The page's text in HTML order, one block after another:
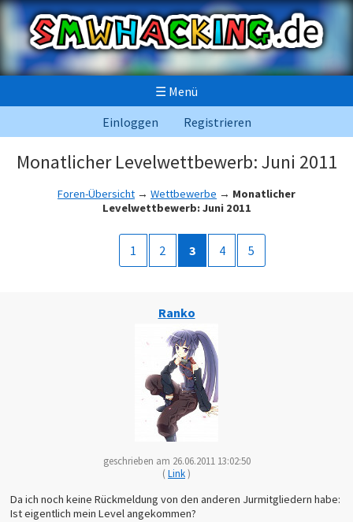
☰ Menü
Einloggen
Registrieren
Monatlicher Levelwettbewerb: Juni 2011
Foren-Übersicht → Wettbewerbe → Monatlicher
Levelwettbewerb: Juni 2011
1 2 3 4 5
Ranko
geschrieben am 26.06.2011 13:02:50
(Link)
Da ich noch keine Rückmeldung von den anderen Jurmitgliedern habe:
Ist eigentlich mein Level angekommen?